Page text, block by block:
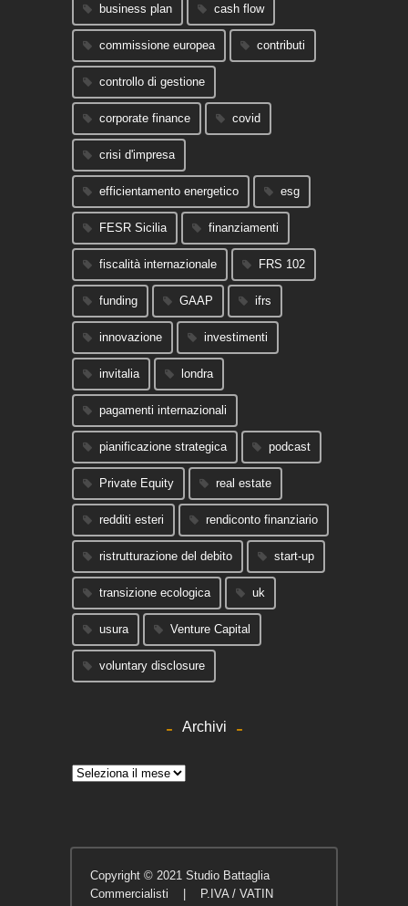
business plan cash flow
commissione europea contributi
controllo di gestione
corporate finance covid
crisi d'impresa
efficientamento energetico esg
FESR Sicilia finanziamenti
fiscalità internazionale FRS 102
funding GAAP ifrs
innovazione investimenti
invitalia londra
pagamenti internazionali
pianificazione strategica podcast
Private Equity real estate
redditi esteri rendiconto finanziario
ristrutturazione del debito start-up
transizione ecologica uk
usura Venture Capital
voluntary disclosure
Archivi
Archivi
Copyright © 2021 Studio Battaglia
Commercialisti | P.IVA / VATIN